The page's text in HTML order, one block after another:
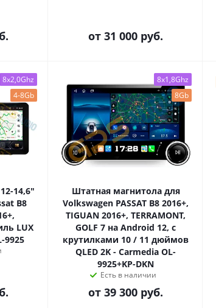
от 31 000 руб.
8x2,0Ghz
4-8Gb
14,6"
B8
LUX
9925
8x1,8Ghz
8Gb
Штатная магнитола для
Volkswagen PASSAT B8 2016+,
TIGUAN 2016+, TERRAMONT,
GOLF 7 на Android 12, с
крутилками 10 / 11 дюймов
QLED 2K - Carmedia OL-
9925+KP-DKN
Есть в наличии
от 39 300 руб.